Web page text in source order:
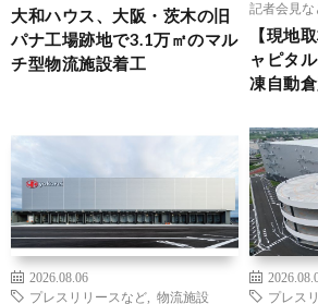
大和ハウス、大阪・茨木の旧
パナ工場跡地で3.1万㎡のマル
チ型物流施設着工
記者会見な
【現地
ャピタ
凍自動
2026.08.06
プレスリリースなど
物流施設
プレス